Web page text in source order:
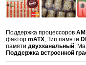
Поддержка процессоров
факторmATX, Тип памяти
памятидвухканальный,
Поддержка встроенной